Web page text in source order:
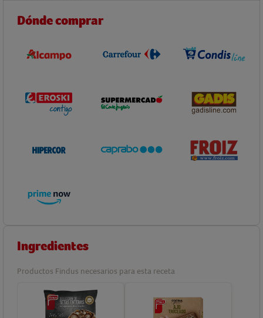
Dónde comprar
Ingredientes
Productos Findus necesarios para esta receta